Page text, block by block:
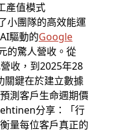
產值模式
小團隊的高效能運
驅動的Google
的驚人營收。從
收，到2025年28
關鍵在於建立數據
測客戶生命週期價
分享：「行
量每位客戶真正的